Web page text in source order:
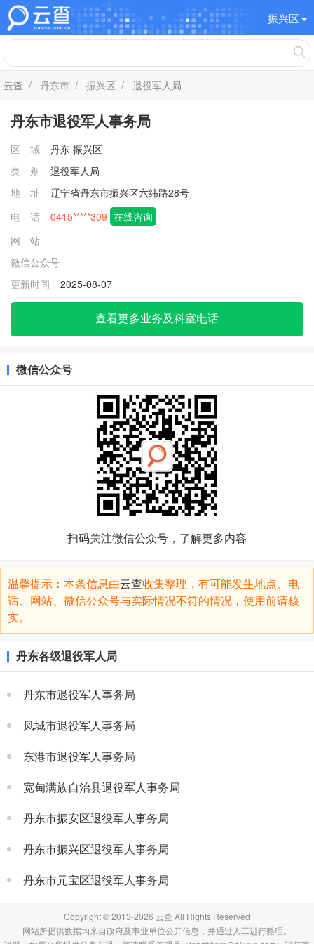
振兴区
云查 / 丹东市 / 振兴区 / 退役军人局
丹东市退役军人事务局
区 域 丹东 振兴区
类 别
退役军人局
地 址
辽宁省丹东市振兴区六纬路28号
电 话
0415*****309 在线咨询
网 站
微信公众号
更新时间
2025-08-07
查看更多业务及科室电话
微信公众号
扫码关注微信公众号，了解更多内容
温馨提示：本条信息由云查收集整理，有可能发生地点、电
话、网站、微信公众号与实际情况不符的情况，使用前请核
实。
丹东各级退役军人局
丹东市退役军人事务局
凤城市退役军人事务局
东港市退役军人事务局
宽甸满族自治县退役军人事务局
丹东市振安区退役军人事务局
丹东市振兴区退役军人事务局
丹东市元宝区退役军人事务局
Copyright © 2013-2026 云查 All Rights Reserved
网站所提供数据均来自政府及事业单位公开信息，并通过人工进行整理。